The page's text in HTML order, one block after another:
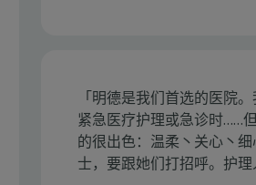
「明德是我们首选的医院
紧急医疗护理或急诊时……
的很出色：温柔丶关心丶
士，要跟她们打招呼。护